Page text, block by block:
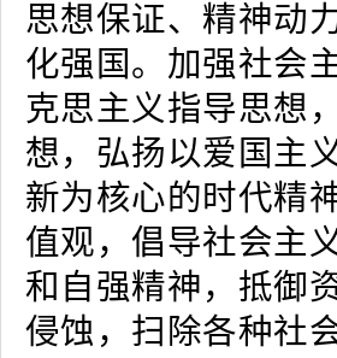
思想保证、精神动
化强国。加强社会
克思主义指导思想
想，弘扬以爱国主
新为核心的时代精
值观，倡导社会主
和自强精神，抵御
侵蚀，扫除各种社